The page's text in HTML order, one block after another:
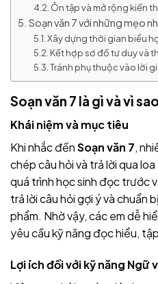
Ôn tập và mở rộng kiến
Soạn văn 7 với những mẹo
Xây dựng thời gian biểu
Kết hợp sơ đồ tư duy và
Tránh phụ thuộc vào lời
Soạn văn 7 là gì và vì
Khái niệm và mục tiêu
Khi nhắc đếnSoạn văn 7,
chép câu hỏi và trả lời qua
quá trình học sinh đọc trước
trả lời câu hỏi gợi ý và chuẩn
phẩm. Nhờ vậy, các em dễ
yêu cầu kỹ năng đọc hiểu,
Lợi ích đối với kỹ năng Ngữ